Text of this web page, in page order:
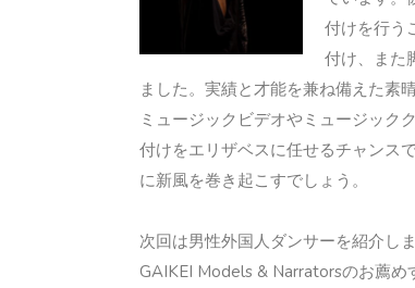
付けを行う
付け、また
ました。実績と才能を兼ね備えた素
ミュージックビデオやミュージック
付けをエリザベスに任せるチャンス
に新風を巻き起こすでしょう。
次回は男性外国人ダンサーを紹介しま
GAIKEI Models & Narratorsのお薦め